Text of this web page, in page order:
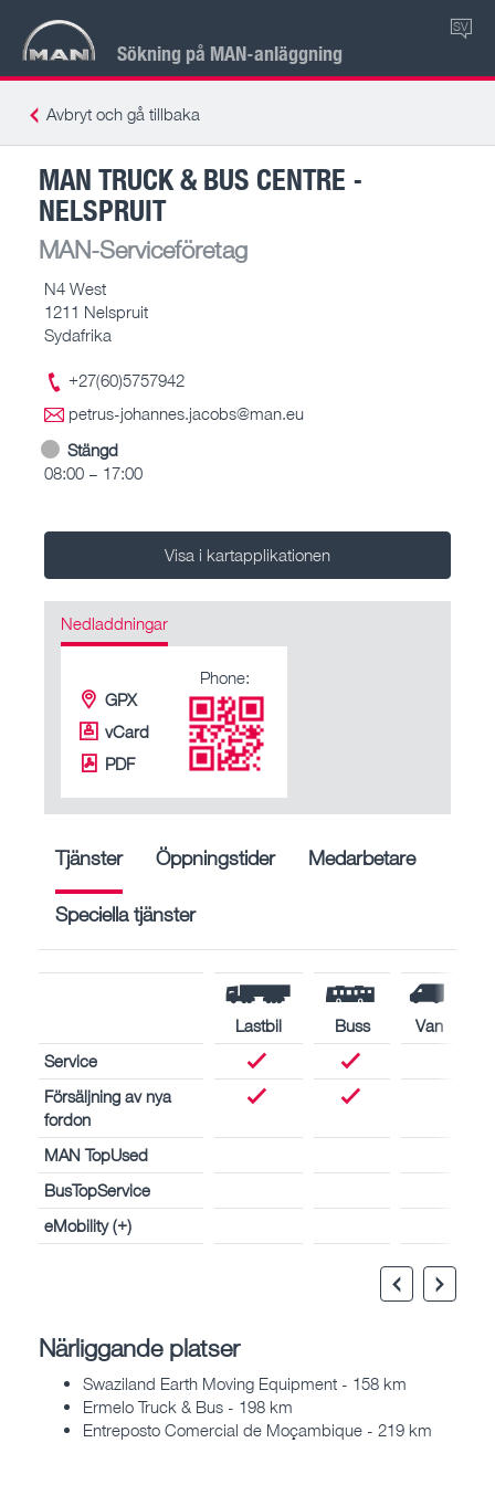
Sökning på MAN-anläggning
SV
Avbryt och gå tillbaka
MAN TRUCK & BUS CENTRE -
NELSPRUIT
MAN-Serviceföretag
N4 West
1211 Nelspruit
Sydafrika
+27(60)5757942
petrus-johannes.jacobs@man.eu
Stängd
08:00 – 17:00
Visa i kartapplikationen
Nedladdningar
GPX
vCard
PDF
Phone:
Tjänster Öppningstider Medarbetare
Speciella tjänster
Lastbil Buss
Van
Service
Försäljning av nya
fordon
MAN TopUsed
BusTopService
eMobility (+)
Närliggande platser
Swaziland Earth Moving Equipment - 158 km
Ermelo Truck & Bus - 198 km
Entreposto Comercial de Moçambique - 219 km